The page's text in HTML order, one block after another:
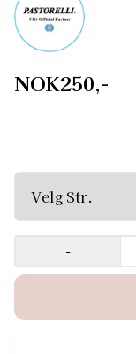
NOK250,-
-